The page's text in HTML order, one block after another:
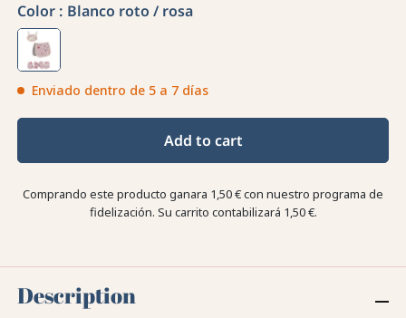
Color : Blanco roto / rosa
Enviado dentro de 5 a 7 días
Add to cart
Comprando este producto ganara 1,50 €con nuestro programa de
fidelización. Su carrito contabilizará 1,50 €.
Description